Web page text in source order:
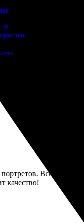
★
оказался
на сайт, выбрал
уровне: качество
запечатлеть свои
Всё прошло
качество!